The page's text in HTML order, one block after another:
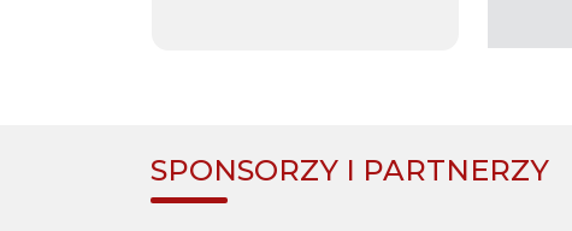
SPONSORZY I PARTNERZY